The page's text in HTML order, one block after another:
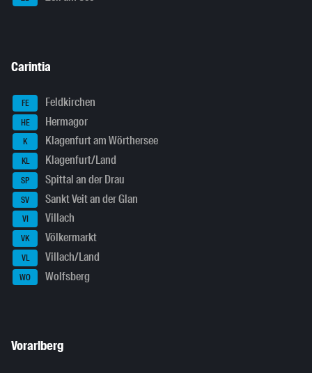
Carintia
FE Feldkirchen
HE Hermagor
K Klagenfurt am Wörthersee
KL Klagenfurt/Land
SP Spittal an der Drau
SV Sankt Veit an der Glan
VI Villach
VK Völkermarkt
VL Villach/Land
WO Wolfsberg
Vorarlberg